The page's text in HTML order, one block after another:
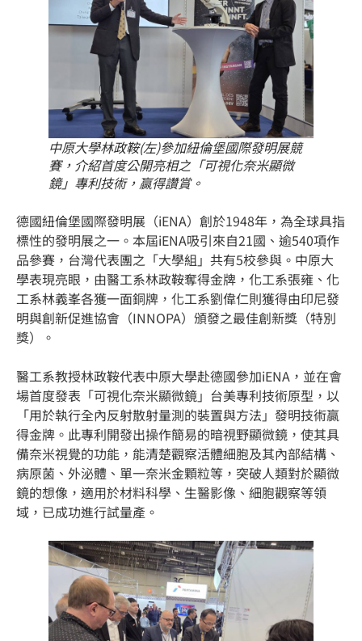
中原大學林政鞍(左)參加紐倫堡國際發明展競
賽，介紹首度公開亮相之「可視化奈米顯微
鏡」專利技術，贏得讚賞。
德國紐倫堡國際發明展（iENA）創於1948年，為全球具指
標性的發明展之一。本屆iENA吸引來自21國、逾540項作
品參賽，台灣代表團之「大學組」共有5校參與。中原大
學表現亮眼，由醫工系林政鞍奪得金牌，化工系張雍、化
工系林義峯各獲一面銅牌，化工系劉偉仁則獲得由印尼發
明與創新促進協會（INNOPA）頒發之最佳創新獎（特別
獎）。
醫工系教授林政鞍代表中原大學赴德國參加iENA，並在會
場首度發表「可視化奈米顯微鏡」台美專利技術原型，以
「用於執行全內反射散射量測的裝置與方法」發明技術贏
得金牌。此專利開發出操作簡易的暗視野顯微鏡，使其具
備奈米視覺的功能，能清楚觀察活體細胞及其內部結構、
病原菌、外泌體、單一奈米金顆粒等，突破人類對於顯微
鏡的想像，適用於材料科學、生醫影像、細胞觀察等領
域，已成功進行試量產。